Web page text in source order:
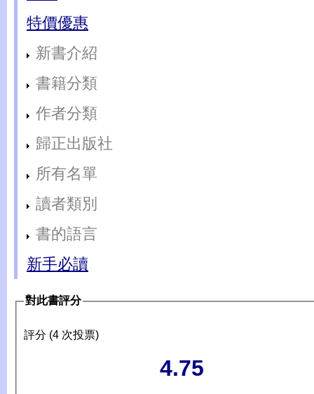
特價優惠
新書介紹
書籍分類
作者分類
歸正出版社
所有名單
讀者類別
書的語言
新手必讀
對此書評分
評分 (4 次投票)
4.75